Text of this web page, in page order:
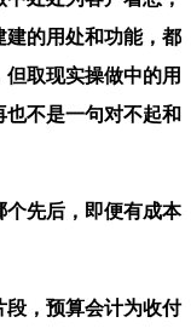
建的用处和功能，都
取现实操做中的用
不是一句对不起和
先后，即便有成本
，预算会计为收付